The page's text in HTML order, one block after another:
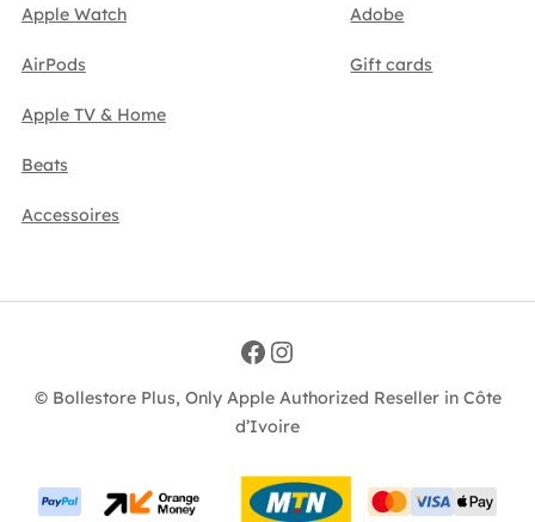
Apple Watch
AirPods
Apple TV & Home
Beats
Accessoires
Adobe
Gift cards
Facebook Instagram
© Bollestore Plus, Only Apple Authorized Reseller in Côte
d’Ivoire